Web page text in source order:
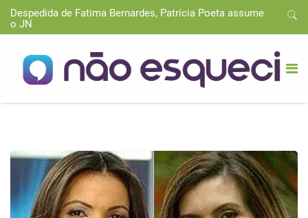
Despedida de Fatima Bernardes, Patrícia Poeta assume
o JN